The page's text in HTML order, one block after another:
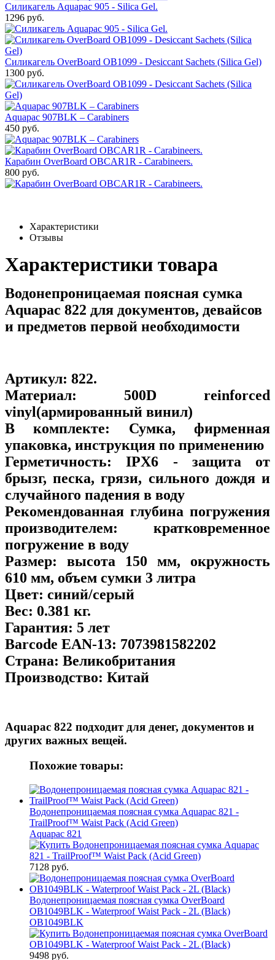
Силикагель Aquapac 905 - Silica Gel.
1296 руб.
Силикагель OverBoard OB1099 - Desiccant Sachets (Silica Gel)
1300 руб.
Aquapac 907BLK – Carabiners
450 руб.
Карабин OverBoard OBCAR1R - Carabineers.
800 руб.
Характеристики
Отзывы
Характеристики товара
Водонепроницаемая поясная сумка
Aquapac 822 для документов, девайсов
и предметов первой необходимости
Артикул: 822.
Материал: 500D reinforced
vinyl(армированный винил)
В комплекте: Сумка, фирменная
упаковка, инструкция по применению
Герметичность: IPX6 - защита от
брызг, песка, грязи, сильного дождя и
случайного падения в воду
Рекомендованная глубина погружения
производителем: кратковременное
погружение в воду
Размер: высота 150 мм, окружность
610 мм, объем сумки 3 литра
Цвет: синий/серый
Вес: 0.381 кг.
Гарантия: 5 лет
Barcode EAN-13: 7073981582202
Страна: Великобритания
Производство: Китай
Aquapac 822 подходит для денег, документов и
других важных вещей.
Похожие товары:
Водонепроницаемая поясная сумка Aquapac 821 -
TrailProof™ Waist Pack (Acid Green)
Aquapac 821
7128 руб.
Водонепроницаемая поясная сумка OverBoard
OB1049BLK - Waterproof Waist Pack - 2L (Black)
OB1049BLK
9498 руб.